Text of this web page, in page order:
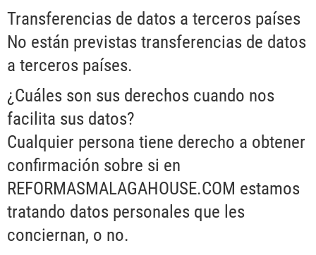
Transferencias de datos a terceros países
No están previstas transferencias de datos
a terceros países.
¿Cuáles son sus derechos cuando nos
facilita sus datos?
Cualquier persona tiene derecho a obtener
confirmación sobre si en
REFORMASMALAGAHOUSE.COM estamos
tratando datos personales que les
conciernan, o no.